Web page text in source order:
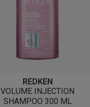
REDKEN
VOLUME INJECTION
SHAMPOO 300 ML